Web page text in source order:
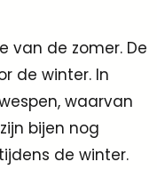
van de zomer. De
de winter. In
waarvan
bijen nog
de winter.